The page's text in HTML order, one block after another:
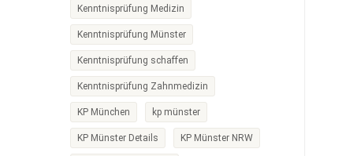
Kenntnisprüfung Medizin
Kenntnisprüfung Münster
Kenntnisprüfung schaffen
Kenntnisprüfung Zahnmedizin
KP München kp münster
KP Münster Details KP Münster NRW